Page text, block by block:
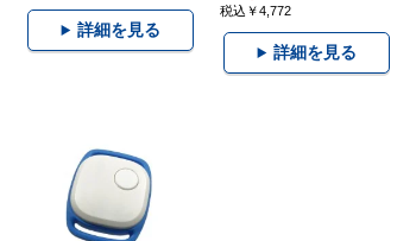
詳細を見る
税込￥4,772
詳細を見る